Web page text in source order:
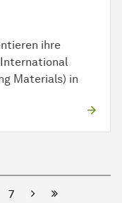
ihre
Materials) in
7 Nächste